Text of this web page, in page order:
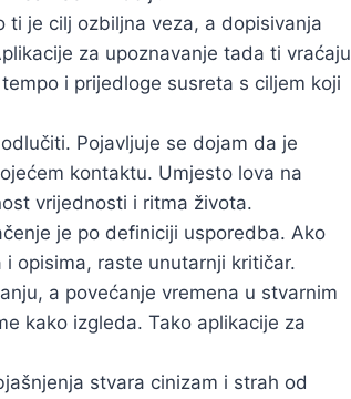
ti je cilj ozbiljna veza, a dopisivanja
za upoznavanje tada ti vraćaju
i prijedloge susreta s ciljem koji
Pojavljuje se dojam da je
kontaktu. Umjesto lova na
vrijednosti i ritma života.
je po definiciji usporedba. Ako
opisima, raste unutarnji kritičar.
a povećanje vremena u stvarnim
kako izgleda. Tako aplikacije za
stvara cinizam i strah od